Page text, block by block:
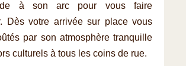
à son arc pour vous faire
Dès votre arrivée sur place vous
par son atmosphère tranquille
culturels à tous les coins de rue.